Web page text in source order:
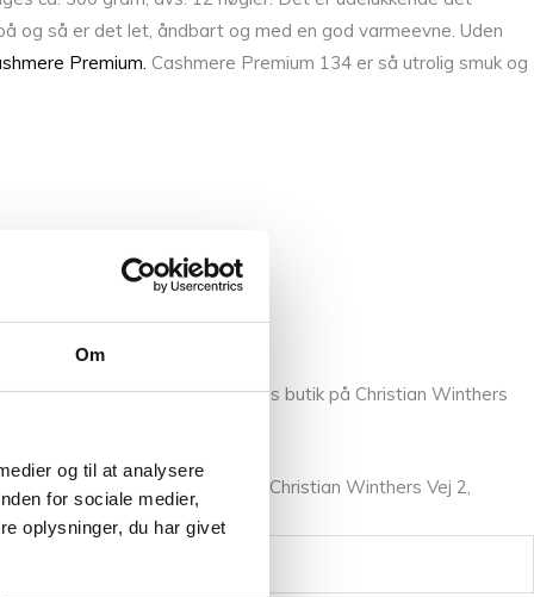
Om
og til at analysere
for sociale medier,
oplysninger, du har givet
og så er det let, åndbart og med en god varmeevne. Uden
Premium. Cashmere Premium 134 er så utrolig smuk og
fingrene, så kom forbi vores butik på Christian Winthers
os
eller besøge vores butik på Christian Winthers Vej 2,